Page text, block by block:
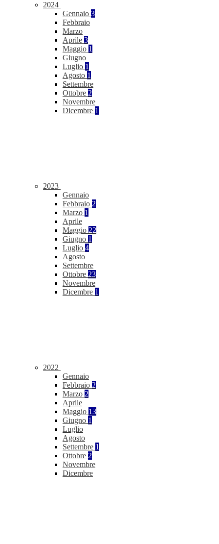
2024
Gennaio 3
Febbraio
Marzo
Aprile 3
Maggio 1
Giugno
Luglio 1
Agosto 1
Settembre
Ottobre 2
Novembre
Dicembre 1
2023
Gennaio
Febbraio 2
Marzo 1
Aprile
Maggio 22
Giugno 1
Luglio 4
Agosto
Settembre
Ottobre 23
Novembre
Dicembre 1
2022
Gennaio
Febbraio 2
Marzo 2
Aprile
Maggio 13
Giugno 1
Luglio
Agosto
Settembre 1
Ottobre 2
Novembre
Dicembre